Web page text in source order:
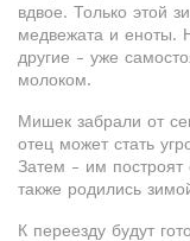
вдвое. Только этой
медвежата и еноты.
другие - уже
молоком.
Мишек забрали от
отец может стать
Затем - им построят
также родились
К переезду будут